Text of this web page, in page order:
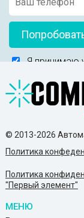
Я принимаю
© 2013-2026
Политика
Политика
"Первый элемент"
МЕНЮ